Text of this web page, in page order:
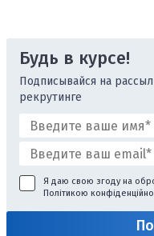
Будь в курсе!
Подписывайся на
рекрутинге
Я даю свою згоду на
Політикою